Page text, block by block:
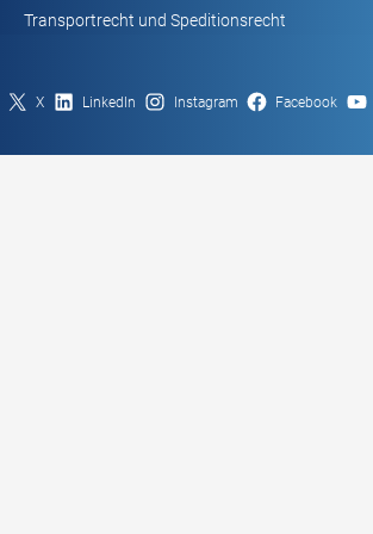
Transportrecht und Speditionsrecht
X LinkedIn Instagram Facebook